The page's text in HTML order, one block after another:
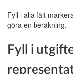
Fyll i alla fält
göra en beräkning.